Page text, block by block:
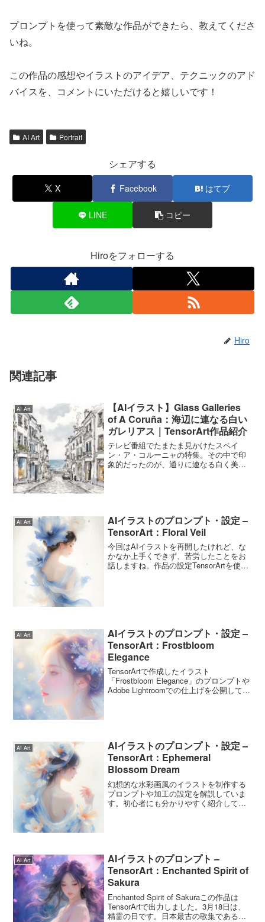
プロンプトを使って素敵な作品ができたら、教えてくださ
いね。
この作品の感想やイラストのアイデア、テクニックのアド
バイスを、コメントにいただけると嬉しいです！
AI Art Portrait
シェアする
X Facebook はてブ
LINE コピー
Hiroをフォローする
Hiro
関連記事
AI Art
【AIイラスト】Glass Galleries
of A Coruña：海辺に連なる白い
ガレリアス｜TensorArt作品紹介
テレビ番組でたまたま見かけたスペイ
ン・ア・コルーニャの特集。その中で印
象的だったのが、通りに連なる白く美し
AI Art
AIイラストのプロンプト・設定 –
TensorArt：Floral Veil
今回はAIイラストを再開したけれど、な
かなか上手くできず、苦労したことをお
話しますね。作品の設定TensorArtを使っ
AI Art
AIイラストのプロンプト・設定 –
TensorArt：Frostbloom
Elegance
TensorArtで作成したイラスト
「Frostbloom Elegance」のプロンプトや
Adobe Lightroomでの仕上げを公開してい
AI Art
AIイラストのプロンプト・設定 –
TensorArt：Ephemeral
Blossom Dream
幻想的な水彩画風のイラストを制作する
プロンプトや加工の設定を解説していま
す。初心者にも分かりやすく紹介してい
AI Art
AIイラストのプロンプト –
TensorArt：Enchanted Spirit of
Sakura
Enchanted Spirit of Sakuraこの作品は
TensorArtで出力しました。3月18日は、
精霊の日です。日本最古の歌集である